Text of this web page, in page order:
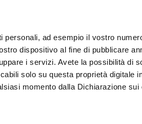
personali, ad esempio il vostro
dispositivo al fine di pubblicare
i servizi. Avete la possibilità di
solo su questa proprietà digitale
momento dalla Dichiarazione
Envasado Abatidores